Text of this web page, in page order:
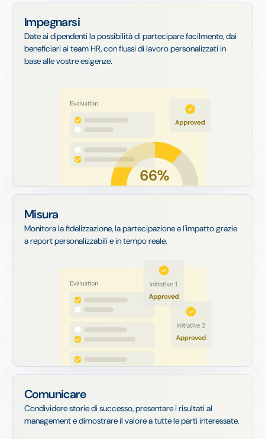
Impegnarsi
Date ai dipendenti la possibilità di partecipare facilmente, dai
beneficiari ai team HR, con flussi di lavoro personalizzati in
base alle vostre esigenze.
Misura
Monitora la fidelizzazione, la partecipazione e l'impatto grazie
a report personalizzabili e in tempo reale.
Comunicare
Condividere storie di successo, presentare i risultati al
management e dimostrare il valore a tutte le parti interessate.